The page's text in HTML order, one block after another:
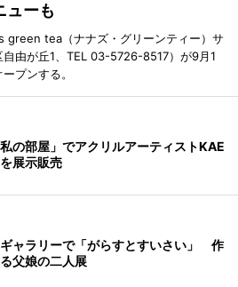
ーも
green tea（ナナズ・グリーンティー）サ
由が丘1、TEL 03-5726-8517）が9月1
プンする。
の部屋」でアクリルアーティストKAE
展示販売
ャラリーで「がらすとすいさい」 作
父娘の二人展